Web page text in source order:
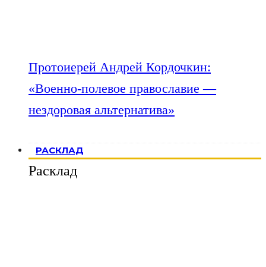
Протоиерей Андрей Кордочкин:
«Военно-полевое православие —
нездоровая альтернатива»
РАСКЛАД
Расклад